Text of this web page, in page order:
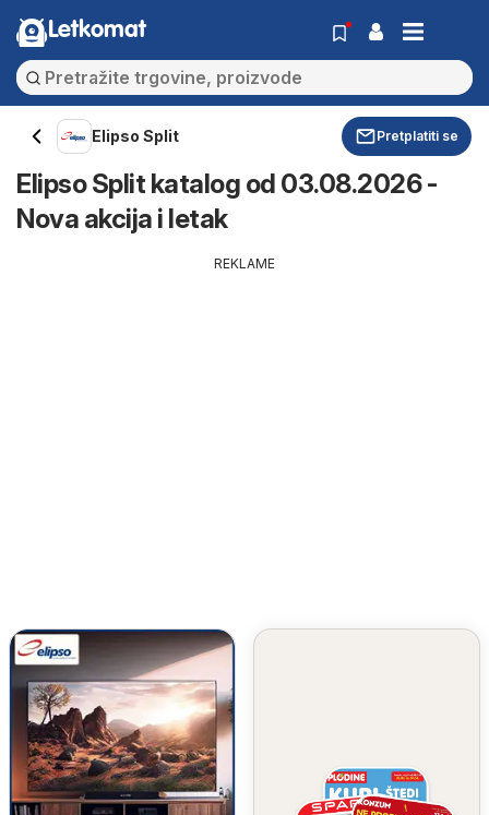
Letkomat
Elipso Split Pretplatiti se
Elipso Split katalog od 03.08.2026 -
Nova akcija i letak
REKLAME